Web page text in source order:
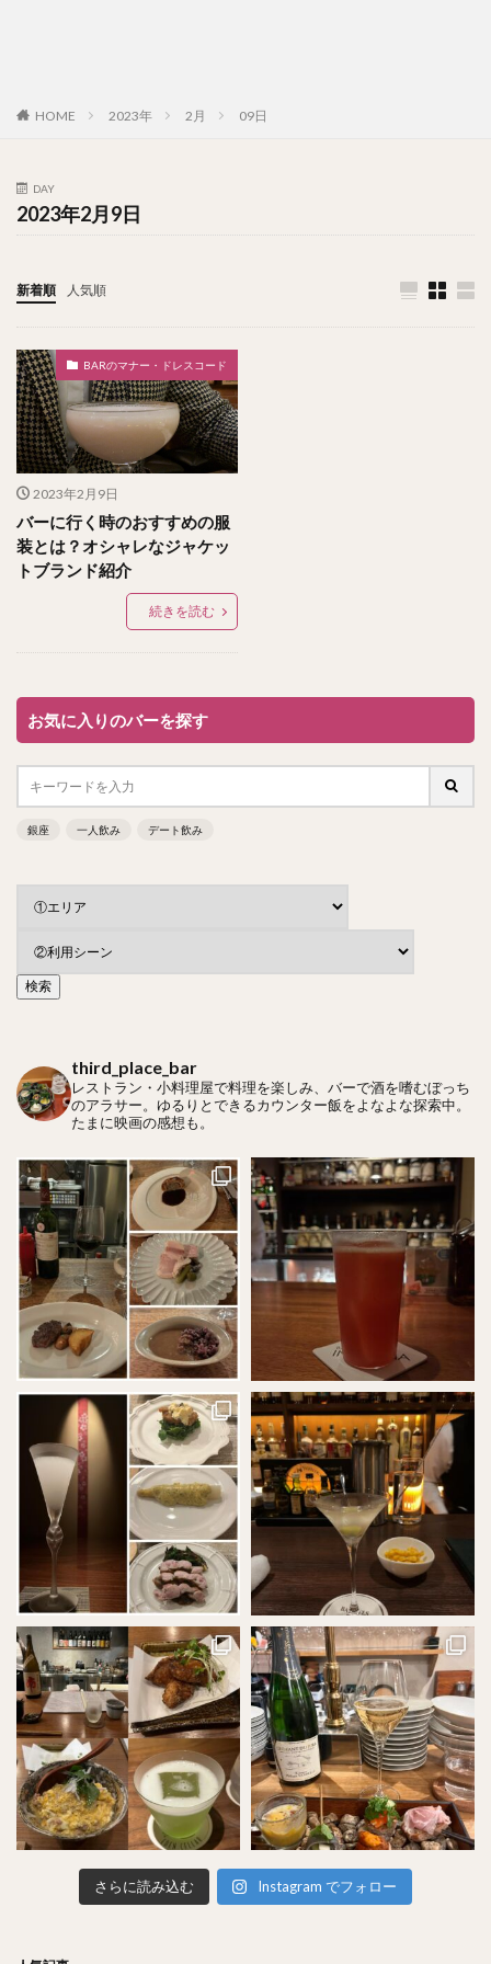
HOME 2023年 2月 09日
DAY
2023年2月9日
新着順 人気順
BARのマナー・ドレスコード
2023年2月9日
バーに行く時のおすすめの服
装とは？オシャレなジャケッ
トブランド紹介
続きを読む
お気に入りのバーを探す
銀座 一人飲み デート飲み
third_place_bar
レストラン・小料理屋で料理を楽しみ、バーで酒を嗜むぼっち
のアラサー。ゆるりとできるカウンター飯をよなよな探索中。
たまに映画の感想も。
さらに読み込む Instagram でフォロー